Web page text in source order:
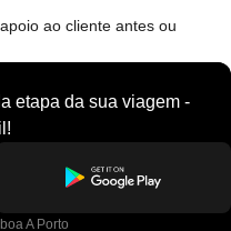
ao cliente antes ou
etapa da sua viagem -
A Porto